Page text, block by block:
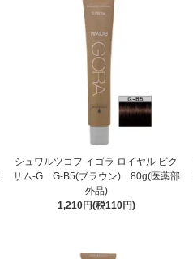
シュワルツコフ イゴラ ロイヤル ピク
サム-G G-B5(ブラウン) 80g(医薬部
外品)
1,210円(税110円)